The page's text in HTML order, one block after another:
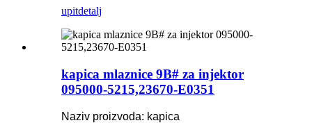
upitdetalj
kapica mlaznice 9B# za injektor
095000-5215,23670-E0351
Naziv proizvoda: kapica